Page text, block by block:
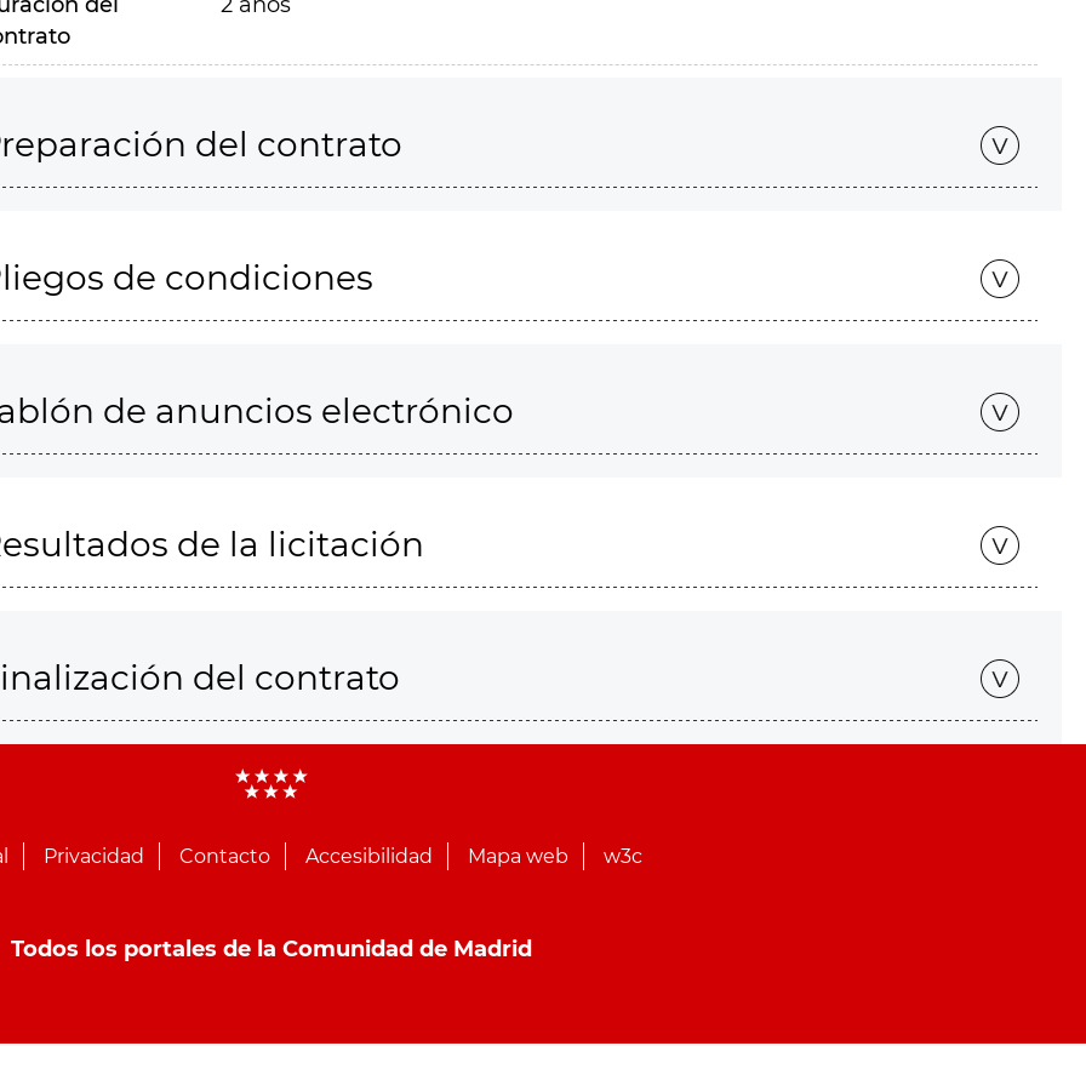
del contrato
de condiciones
de anuncios electrónico
de la licitación
del contrato
Privacidad Contacto Accesibilidad Mapa web w3c
Todos los portales de la Comunidad de Madrid